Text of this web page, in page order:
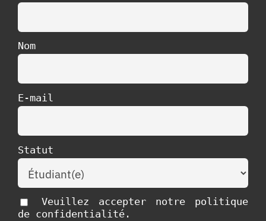
Nom
E-mail
Statut
Veuillez accepter notre politique
de confidentialité.